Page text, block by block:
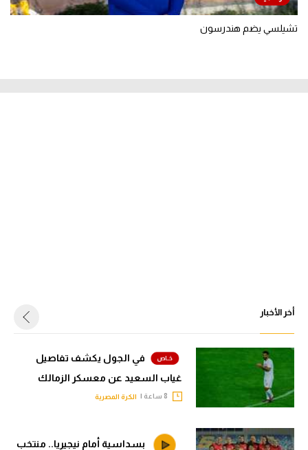
تشيلسي يضم هندرسون
أخر الأخبار
في الجول يكشف تفاصيل
غياب السعيد عن معسكر الزمالك
الكرة المصرية
بسداسية أمام نيجيريا.. منتخب